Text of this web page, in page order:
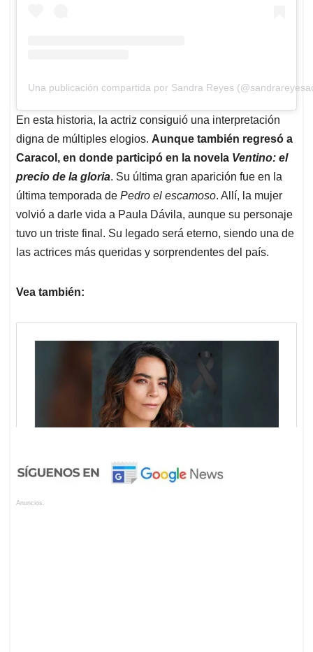
Una publicación compartida por Sandra Reyes
En esta historia, la actriz consiguió una interpretación
digna de múltiples elogios. Aunque también regresó a
Caracol, en donde participó en la novela Ventino: el
precio de la gloria. Su última gran aparición fue en la
última temporada de Pedro el escamoso. Allí, la mujer
volvió a darle vida a Paula Dávila, aunque su personaje
tuvo un triste final. Su legado será eterno, siendo una de
las actrices más queridas y sorprendentes del país.
Vea también:
Anuncios.